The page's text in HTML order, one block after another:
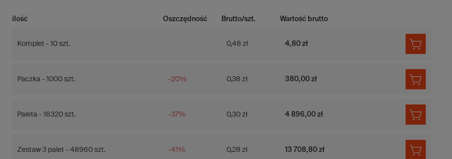
ilość Oszczędność Brutto/szt. Wartość brutto
Komplet - 10 szt. 0,48 zł 4,80 zł
Paczka - 1000 szt. -20% 0,38 zł 380,00 zł
Paleta - 16320 szt. -37% 0,30 zł 4 896,00 zł
Zestaw 3 palet - 48960 szt. -41% 0,28 zł 13 708,80 zł